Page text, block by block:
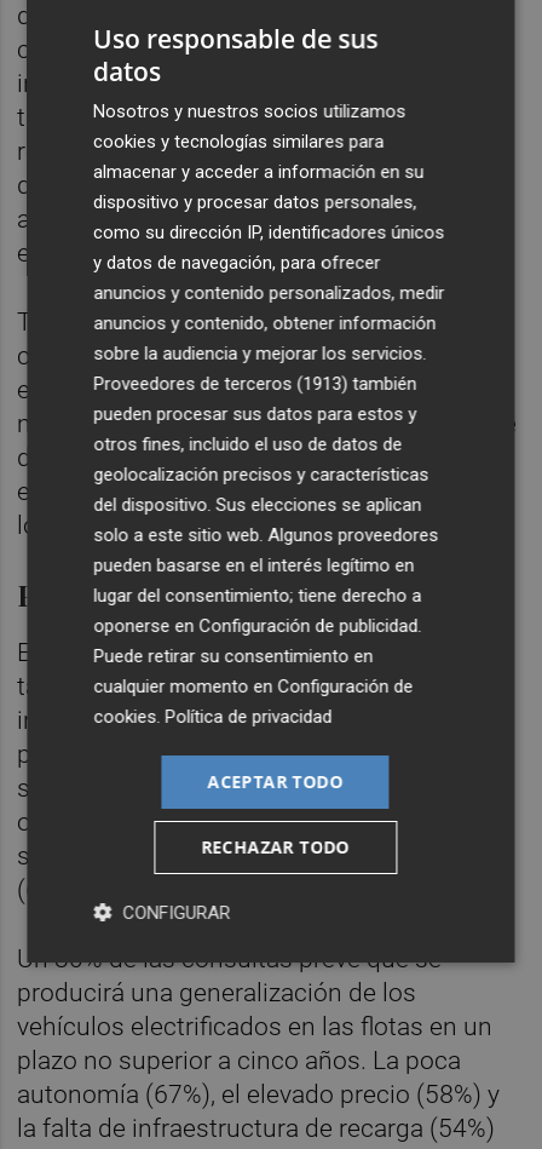
de combustión en las principales ciudades
continúa siendo una constante en lo que a
intención de compra se refiere. Uno de cada
tres encuestados reconoce que las medidas
restrictivas aplicadas a los automóviles
diésel y de gasolina por distintas
administraciones han provocado un retraso
en la decisión de compra.
Tesla es el fabricante que mejor
consideración tiene entre los encuestados
en cuanto a su compromiso
medioambiental, así como en el apartado de
desarrollo tecnológico. Por su parte, Volvo
es la marca referente para los españoles en
lo que a seguridad se refiere.
Profesionales
El Centro de Demoscopia de Movilidad, que
también ha participado en el estudio, ha
incorporado, por primera vez, la consulta a
profesionales con capacidad de gestión
sobre la flota de vehículos sobre la que
operan sus empresas y el diésel continúa
siendo la alternativa preferida para el sector
(69%).
Un 30% de las consultas prevé que se
producirá una generalización de los
vehículos electrificados en las flotas en un
plazo no superior a cinco años. La poca
autonomía (67%), el elevado precio (58%) y
la falta de infraestructura de recarga (54%)
Uso responsable de sus
datos
Nosotros y nuestros socios utilizamos
cookies y tecnologías similares para
almacenar y acceder a información en su
dispositivo y procesar datos personales,
como su dirección IP, identificadores únicos
y datos de navegación, para ofrecer
anuncios y contenido personalizados, medir
anuncios y contenido, obtener información
sobre la audiencia y mejorar los servicios.
Proveedores de terceros (1913) también
pueden procesar sus datos para estos y
otros fines, incluido el uso de datos de
geolocalización precisos y características
del dispositivo. Sus elecciones se aplican
solo a este sitio web. Algunos proveedores
pueden basarse en el interés legítimo en
lugar del consentimiento; tiene derecho a
oponerse enConfiguración de publicidad.
Puede retirar su consentimiento en
cualquier momento enConfiguración de
cookies.Política de privacidad
ACEPTAR TODO
RECHAZAR TODO
CONFIGURAR